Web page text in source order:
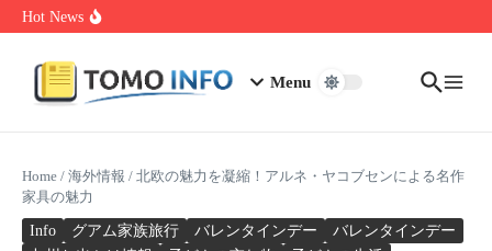
Skip to content
Hot News
Nakrutka Instagram Like: Why Free Offers Cost You More Later
Menu
Home / 海外情報 / 北欧の魅力を凝縮！アルネ・ヤコブセンによる名作
家具の魅力
Info グアム家族旅行 バレンタインデー
バレンタインデー